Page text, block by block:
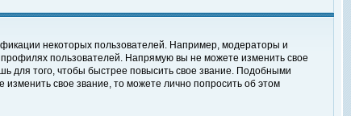
некоторых пользователей. Например, модераторы и
пользователей. Напрямую вы не можете изменить свое
для того, чтобы быстрее повысить свое звание. Подобными
свое звание, то можете лично попросить об этом